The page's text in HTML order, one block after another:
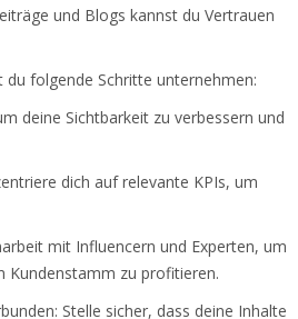
und Blogs kannst du Vertrauen
folgende Schritte unternehmen:
deine Sichtbarkeit zu verbessern und
dich auf relevante KPIs, um
mit Influencern und Experten, um
Kundenstamm zu profitieren.
Stelle sicher, dass deine Inhalte